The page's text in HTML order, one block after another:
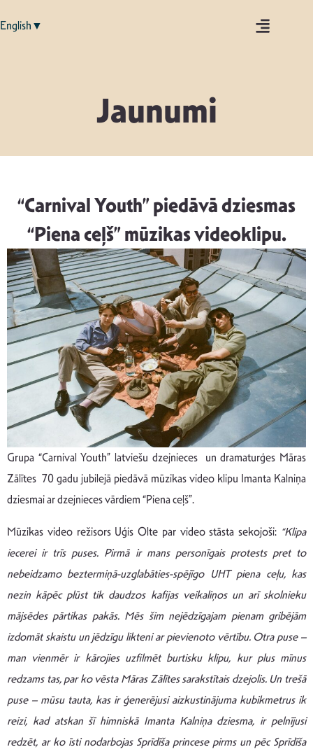
English▼
Jaunumi
“Carnival Youth” piedāvā dziesmas
“Piena ceļš” mūzikas videoklipu.
Grupa “Carnival Youth” latviešu dzejnieces un dramaturģes Māras
Zālītes 70 gadu jubilejā piedāvā mūzikas video klipu Imanta Kalniņa
dziesmai ar dzejnieces vārdiem “Piena ceļš”.
Mūzikas video režisors Uģis Olte par video stāsta sekojoši: “Klipa
iecerei ir trīs puses. Pirmā ir mans personīgais protests pret to
nebeidzamo beztermiņā-uzglabāties-spējīgo UHT piena ceļu, kas
nezin kāpēc plūst tik daudzos kafijas veikaliņos un arī skolnieku
mājsēdes pārtikas pakās. Mēs šim nejēdzīgajam pienam gribējām
izdomāt skaistu un jēdzīgu likteni ar pievienoto vērtību. Otra puse –
man vienmēr ir kārojies uzfilmēt burtisku klipu, kur plus mīnus
redzams tas, par ko vēsta Māras Zālītes sarakstītais dzejolis. Un trešā
puse – mūsu tauta, kas ir ģenerējusi aizkustinājuma kubikmetrus ik
reizi, kad atskan šī himniskā Imanta Kalniņa dziesma, ir pelnījusi
redzēt, ar ko īsti nodarbojas Sprīdīša princese pirms un pēc Sprīdīša